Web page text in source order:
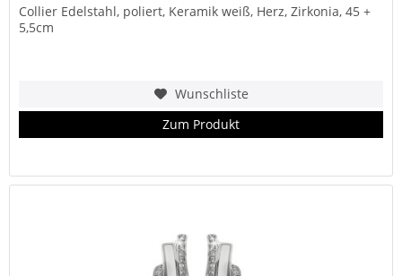
Collier Edelstahl, poliert, Keramik weiß, Herz, Zirkonia, 45 +
5,5cm
Wunschliste
Zum Produkt